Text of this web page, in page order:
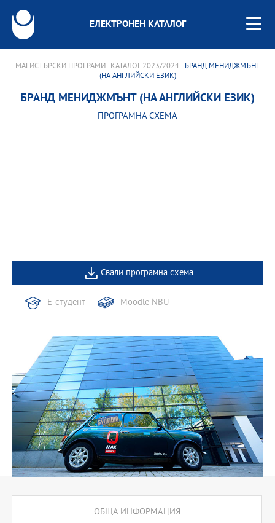
ЕЛЕКТРОНЕН КАТАЛОГ
МАГИСТЪРСКИ ПРОГРАМИ - КАТАЛОГ 2023/2024| БРАНД МЕНИДЖМЪНТ
(НА АНГЛИЙСКИ ЕЗИК)
БРАНД МЕНИДЖМЪНТ (НА АНГЛИЙСКИ ЕЗИК)
ПРОГРАМНА СХЕМА
Свали програмна схема
Е-студент Moodle NBU
ОБЩА ИНФОРМАЦИЯ